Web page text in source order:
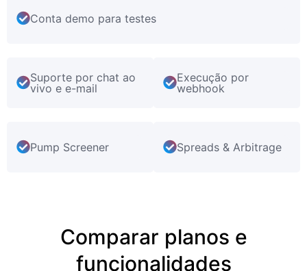
Conta demo para testes
Suporte por chat ao
vivo e e-mail
Execução por
webhook
Pump Screener Spreads & Arbitrage
Comparar planos e
funcionalidades